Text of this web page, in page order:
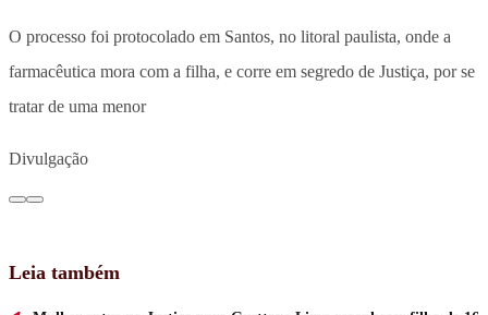
O processo foi protocolado em Santos, no litoral paulista, onde a
farmacêutica mora com a filha, e corre em segredo de Justiça, por se
tratar de uma menor
Divulgação
Leia também